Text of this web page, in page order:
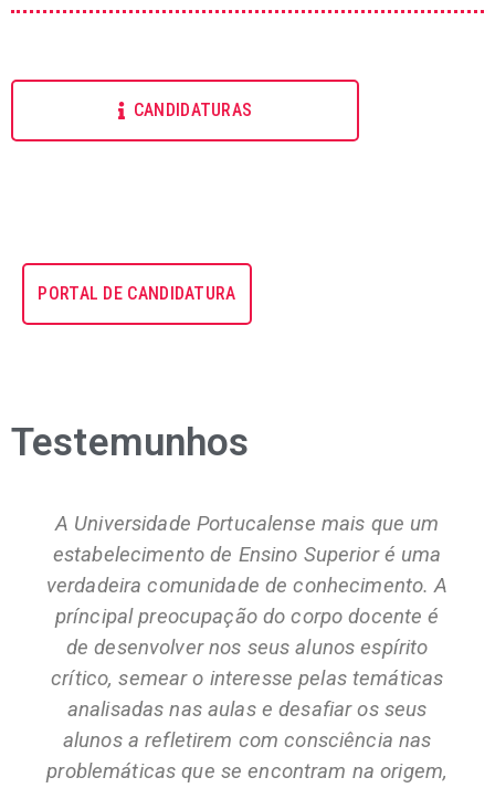
CANDIDATURAS
PORTAL DE CANDIDATURA
Testemunhos
A Universidade Portucalense mais que um
estabelecimento de Ensino Superior é uma
verdadeira comunidade de conhecimento. A
príncipal preocupação do corpo docente é
de desenvolver nos seus alunos espírito
crítico, semear o interesse pelas temáticas
analisadas nas aulas e desafiar os seus
alunos a refletirem com consciência nas
problemáticas que se encontram na origem,